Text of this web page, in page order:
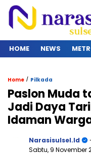
HOME NEWS
Home / Pilkada
Paslon Muda
Jadi Daya
Idaman
Narasisulsel.id
Sabtu, 9 November